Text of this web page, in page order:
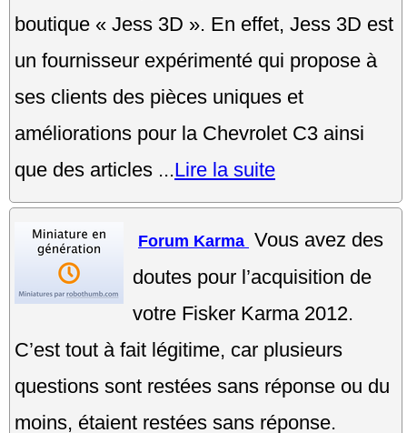
boutique « Jess 3D ». En effet, Jess 3D est
un fournisseur expérimenté qui propose à
ses clients des pièces uniques et
améliorations pour la Chevrolet C3 ainsi
que des articles ...Lire la suite
Forum Karma Vous avez des
doutes pour l’acquisition de
votre Fisker Karma 2012.
C’est tout à fait légitime, car plusieurs
questions sont restées sans réponse ou du
moins, étaient restées sans réponse.